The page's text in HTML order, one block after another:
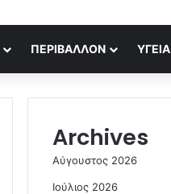
ΠΕΡΙΒΆΛΛΟΝ ΥΓΕΊΑ
Archives
Αύγουστος 2026
Ιούλιος 2026